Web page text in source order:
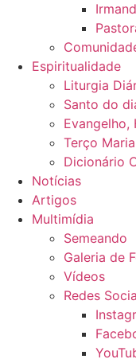
Espiritualidade
Liturgia
Santo do
Evangelho,
Terço
Dicionário
Notícias
Artigos
Multimídia
Semeando
Galeria de
Vídeos
Redes